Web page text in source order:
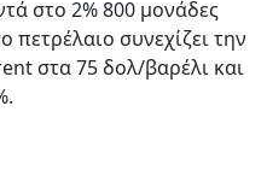
στο 2% 800 μονάδες
πετρέλαιο συνεχίζει την
στα 75 δολ/βαρέλι και